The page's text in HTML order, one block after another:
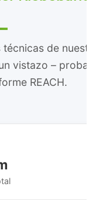
de
vistazo –
REACH.